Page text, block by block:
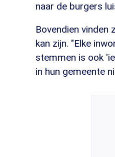
naar de burgers
Bovendien
kan zijn. "Elke
stemmen is ook
in hun gemeente